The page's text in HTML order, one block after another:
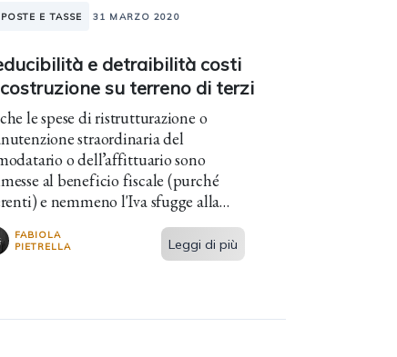
E TASSE 31 MARZO 2020
e detraibilità costi
su terreno di terzi
le spese di ristrutturazione o
straordinaria del
o dell’affittuario sono
al beneficio fiscale (purché
e nemmeno l'Iva sfugge alla
FABIOLA
PIETRELLA
Leggi di più